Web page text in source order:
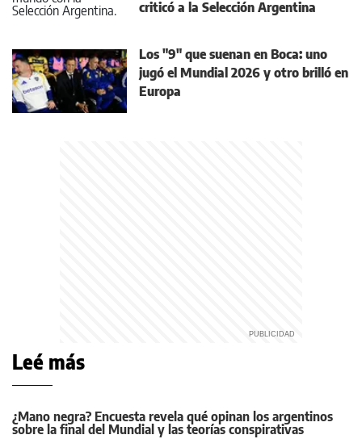
criticó a la Selección Argentina
Los "9" que suenan en Boca: uno
jugó el Mundial 2026 y otro brilló en
Europa
Leé más
¿Mano negra? Encuesta revela qué opinan los argentinos
sobre la final del Mundial y las teorías conspirativas